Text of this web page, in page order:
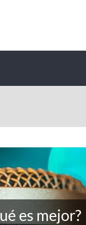
es mejor?